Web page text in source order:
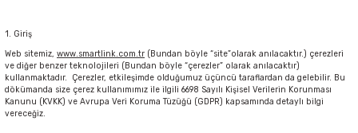
1. Giriş
Web sitemiz, www.smartlink.com.tr (Bundan böyle “site”olarak anılacaktır.) çerezleri
ve diğer benzer teknolojileri (Bundan böyle “çerezler” olarak anılacaktır)
kullanmaktadır. Çerezler, etkileşimde olduğumuz üçüncü taraflardan da gelebilir. Bu
dökümanda size çerez kullanımımız ile ilgili 6698 Sayılı Kişisel Verilerin Korunması
Kanunu (KVKK) ve Avrupa Veri Koruma Tüzüğü (GDPR) kapsamında detaylı bilgi
vereceğiz.